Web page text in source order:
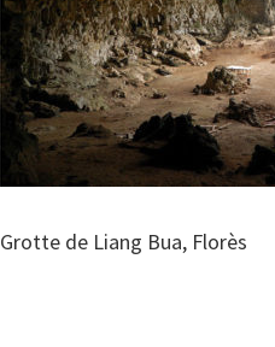
Grotte de Liang Bua, Florès